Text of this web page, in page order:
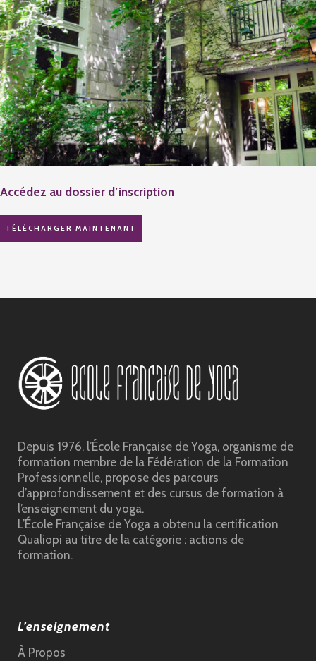
Accédez au dossier d’inscription
TÉLÉCHARGER MAINTENANT
Depuis 1976, l’École Française de Yoga, organisme de
formation membre de la Fédération de la Formation
Professionnelle, propose des parcours
d’approfondissement et des cursus de formation à
l’enseignement du yoga.
L’École Française de Yoga a obtenu la certification
Qualiopi au titre de la catégorie : actions de
formation.
L’enseignement
À Propos